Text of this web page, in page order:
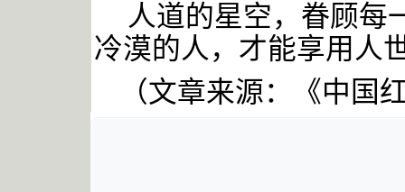
人道的星空，眷顾每
冷漠的人，才能享用人
（文章来源：《中国